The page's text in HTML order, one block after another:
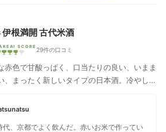
伊根満開 古代米酒
SCORE 29件の口コミ
赤色で甘酸っぱく、口当たりの良い、いまま
、まったく新しいタイプの日本酒。冷やし
方で。
代、京都でよく飲んだ。赤いお米で作ってい